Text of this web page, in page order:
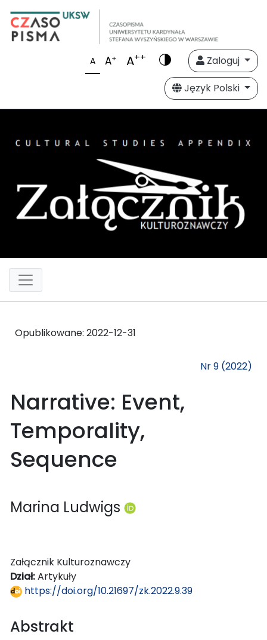
A A+ A++
Zaloguj
Język Polski
Opublikowane: 2022-12-31
Nr 9 (2022)
Narrative: Event,
Temporality,
Sequence
Marina Ludwigs
Załącznik Kulturoznawczy
Dział:Artykuły
https://doi.org/10.21697/zk.2022.9.39
Abstrakt